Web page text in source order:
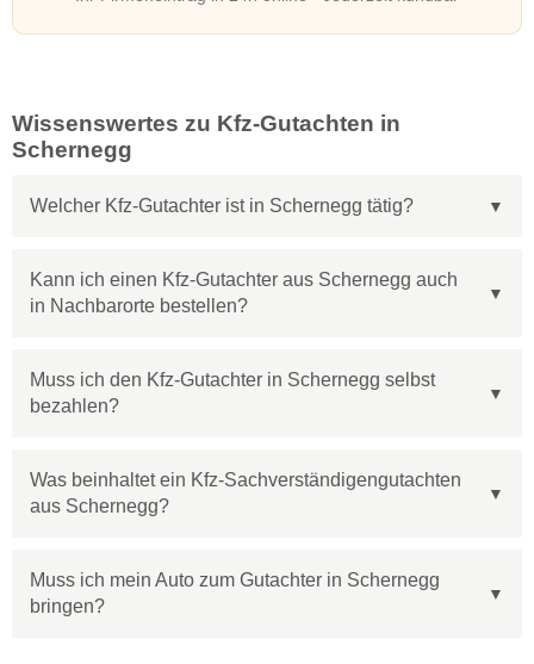
Wissenswertes zu Kfz-Gutachten in
Schernegg
Welcher Kfz-Gutachter ist in Schernegg tätig?
Kann ich einen Kfz-Gutachter aus Schernegg auch
in Nachbarorte bestellen?
Muss ich den Kfz-Gutachter in Schernegg selbst
bezahlen?
Was beinhaltet ein Kfz-Sachverständigengutachten
aus Schernegg?
Muss ich mein Auto zum Gutachter in Schernegg
bringen?